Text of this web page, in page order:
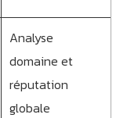
Analyse
domaine et
réputation
globale